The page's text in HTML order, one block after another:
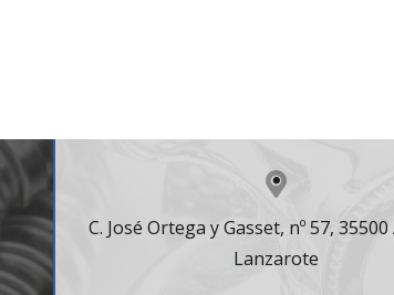
C. José Ortega y Gasset, nº 57,
Lanzarote